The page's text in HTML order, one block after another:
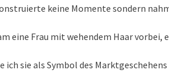
keine Momente sondern
eine Frau mit wehendem Haar
ich sie als Symbol des